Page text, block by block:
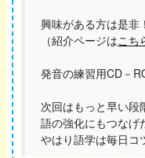
興味がある方は是非
（紹介ページはこち
発音の練習用CD－
次回はもっと早い段
語の強化にもつなげ
やはり語学は毎日コ